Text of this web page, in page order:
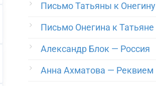
Письмо Татьяны к Онегину
Письмо Онегина к Татьяне
Александр Блок — Россия
Анна Ахматова — Реквием